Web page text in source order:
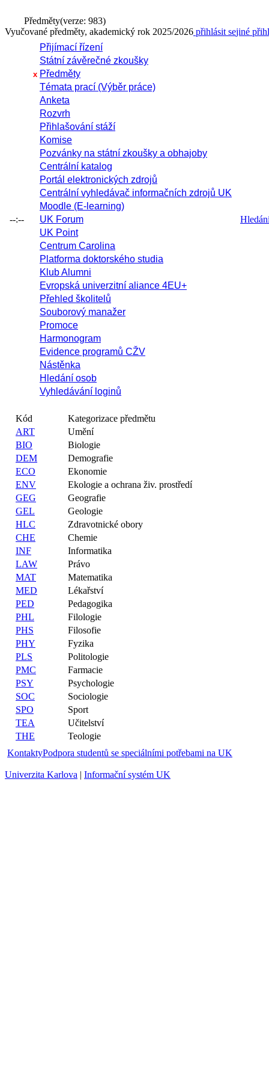
Předměty(verze: 983)
Vyučované předměty, akademický rok 2025/2026 přihlásit sejiné
--:--
Přijímací řízení
Státní závěrečné zkoušky
x Předměty
Témata prací (Výběr práce)
Anketa
Rozvrh
Přihlašování stáží
Komise
Pozvánky na státní zkoušky a obhajoby
Centrální katalog
Portál elektronických zdrojů
Centrální vyhledávač informačních zdrojů UK
Moodle (E-learning)
UK Forum
UK Point
Centrum Carolina
Platforma doktorského studia
Klub Alumni
Evropská univerzitní aliance 4EU+
Přehled školitelů
Souborový manažer
Promoce
Harmonogram
Evidence programů CŽV
Nástěnka
Hledání osob
Vyhledávání loginů
Kód
Kategorizace předmětu
ART
Umění
BIO
Biologie
DEM
Demografie
ECO
Ekonomie
ENV
Ekologie a ochrana živ. prostředí
GEG
Geografie
GEL
Geologie
HLC
Zdravotnické obory
CHE
Chemie
INF
Informatika
LAW
Právo
MAT
Matematika
MED
Lékařství
PED
Pedagogika
PHL
Filologie
PHS
Filosofie
PHY
Fyzika
PLS
Politologie
PMC
Farmacie
PSY
Psychologie
SOC
Sociologie
SPO
Sport
TEA
Učitelství
THE
Teologie
KontaktyPodpora studentů se speciálními potřebami na UK
Univerzita Karlova | Informační systém UK